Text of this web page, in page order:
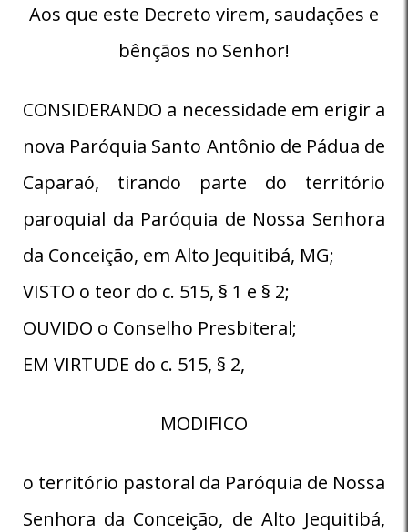
Aos que este Decreto virem, saudações e
bênçãos no Senhor!
CONSIDERANDO a necessidade em erigir a
nova Paróquia Santo Antônio de Pádua de
Caparaó, tirando parte do território
paroquial da Paróquia de Nossa Senhora
da Conceição, em Alto Jequitibá, MG;
VISTO o teor do c. 515, § 1 e § 2;
OUVIDO o Conselho Presbiteral;
EM VIRTUDE do c. 515, § 2,
MODIFICO
o território pastoral da Paróquia de Nossa
Senhora da Conceição, de Alto Jequitibá,